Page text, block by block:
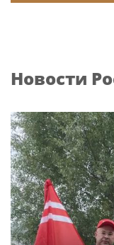
Новости